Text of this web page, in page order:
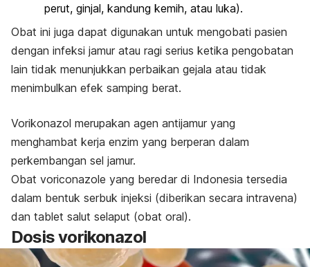
perut, ginjal, kandung kemih, atau luka).
Obat ini juga dapat digunakan untuk mengobati pasien
dengan infeksi jamur atau ragi serius ketika pengobatan
lain tidak menunjukkan perbaikan gejala atau tidak
menimbulkan efek samping berat.
Vorikonazol merupakan agen antijamur yang
menghambat kerja enzim yang berperan dalam
perkembangan sel jamur.
Obat voriconazole yang beredar di Indonesia tersedia
dalam bentuk serbuk injeksi (diberikan secara intravena)
dan tablet salut selaput (obat oral).
Dosis vorikonazol